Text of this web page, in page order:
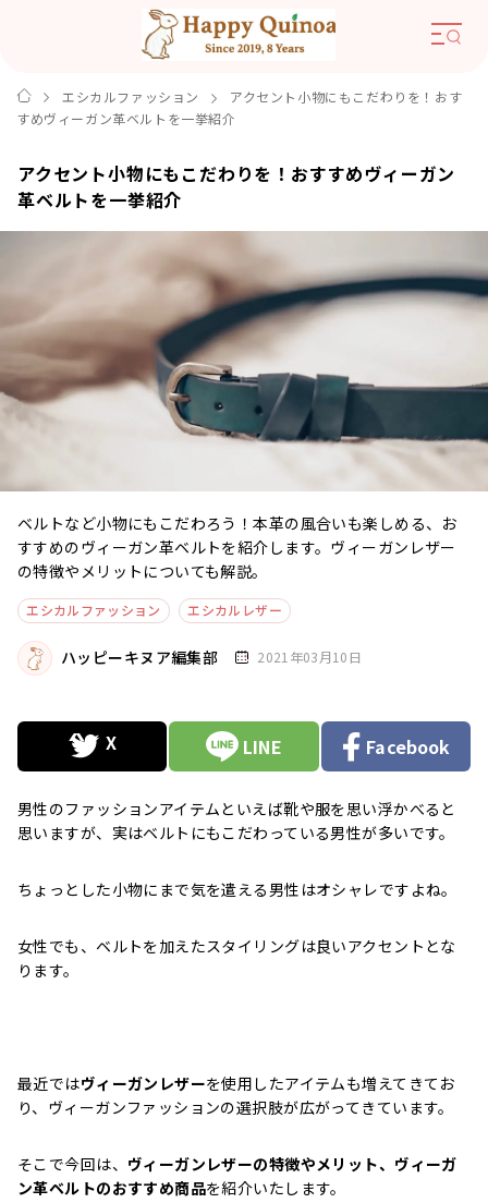
エシカルファッション
アクセント小物にもこだわりを！おす
すめヴィーガン革ベルトを一挙紹介
アクセント小物にもこだわりを！おすすめヴィーガン
革ベルトを一挙紹介
ベルトなど小物にもこだわろう！本革の風合いも楽しめる、お
すすめのヴィーガン革ベルトを紹介します。ヴィーガンレザー
の特徴やメリットについても解説。
エシカルファッション エシカルレザー
ハッピーキヌア編集部 2021年03月10日
LINE Facebook
男性のファッションアイテムといえば靴や服を思い浮かべると
思いますが、実はベルトにもこだわっている男性が多いです。
ちょっとした小物にまで気を遣える男性はオシャレですよね。
女性でも、ベルトを加えたスタイリングは良いアクセントとな
ります。
最近ではヴィーガンレザーを使用したアイテムも増えてきてお
り、ヴィーガンファッションの選択肢が広がってきています。
そこで今回は、 ヴィーガンレザーの特徴やメリット、ヴィーガ
ン革ベルトのおすすめ商品を紹介いたします。